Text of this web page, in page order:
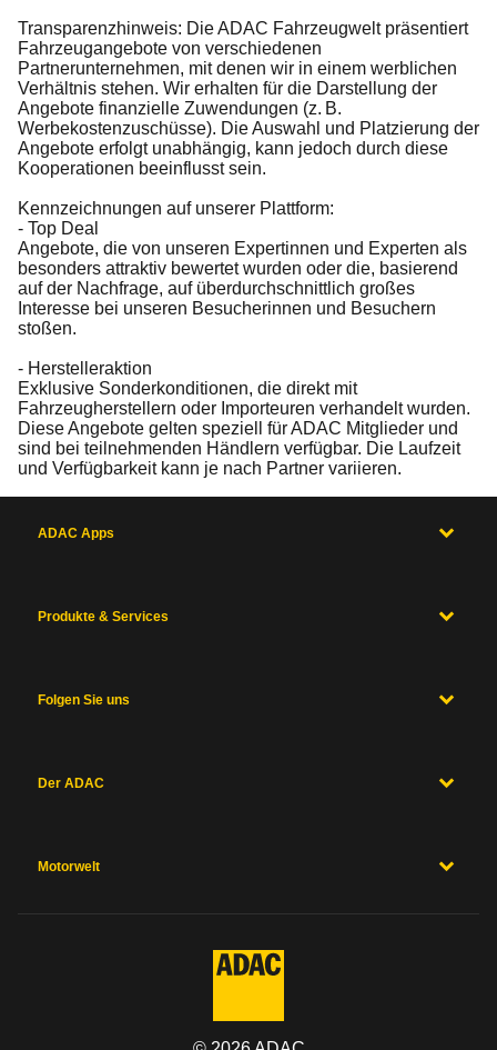
Transparenzhinweis: Die ADAC Fahrzeugwelt präsentiert
Fahrzeugangebote von verschiedenen
Partnerunternehmen, mit denen wir in einem werblichen
Verhältnis stehen. Wir erhalten für die Darstellung der
Angebote finanzielle Zuwendungen (z. B.
Werbekostenzuschüsse). Die Auswahl und Platzierung der
Angebote erfolgt unabhängig, kann jedoch durch diese
Kooperationen beeinflusst sein.
Kennzeichnungen auf unserer Plattform:
- Top Deal
Angebote, die von unseren Expertinnen und Experten als
besonders attraktiv bewertet wurden oder die, basierend
auf der Nachfrage, auf überdurchschnittlich großes
Interesse bei unseren Besucherinnen und Besuchern
stoßen.
- Herstelleraktion
Exklusive Sonderkonditionen, die direkt mit
Fahrzeugherstellern oder Importeuren verhandelt wurden.
Diese Angebote gelten speziell für ADAC Mitglieder und
sind bei teilnehmenden Händlern verfügbar. Die Laufzeit
und Verfügbarkeit kann je nach Partner variieren.
ADAC Apps
Produkte & Services
Folgen Sie uns
Der ADAC
Motorwelt